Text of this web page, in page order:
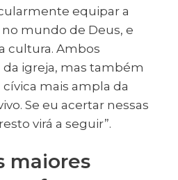
equipar a
no mundo de Deus, e
cultura. Ambos
igreja, mas também
mais ampla da
Se eu acertar nessas
virá a seguir”.
maiores